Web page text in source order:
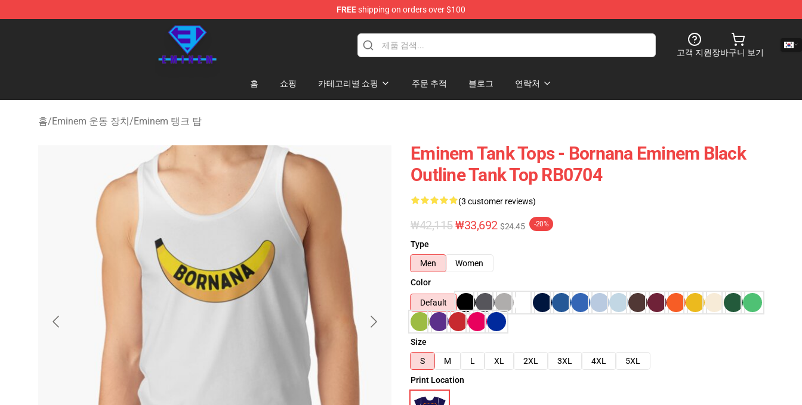
FREEshipping on orders over $100
Eminem Store - Official Eminem Merchandise Shop
고객 지원장바구니 보기
홈 쇼핑 카테고리별 쇼핑 주문 추적 블로그 연락처
홈/Eminem 운동 장치/Eminem 탱크 탑
Eminem Tank Tops - Bornana Eminem Black
Outline Tank Top RB0704
(3 customer reviews)
₩42,115₩33,692 $24.45 -20%
Type
Men
Women
Color
Default
Size
S
M L XL 2XL 3XL 4XL
5XL
Print Location